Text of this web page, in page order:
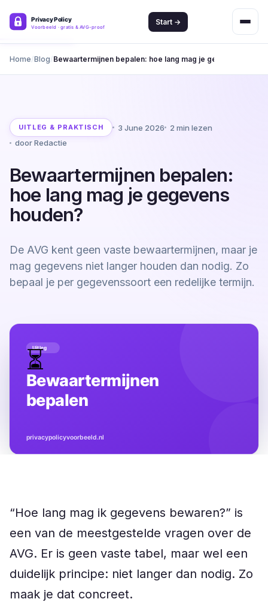
Start →
Home Blog Bewaartermijnen bepalen: hoe lang mag je gegevens
UITLEG & PRAKTISCH 3 June 2026
2 min lezen
door Redactie
Bewaartermijnen bepalen:
hoe lang mag je gegevens
houden?
De AVG kent geen vaste bewaartermijnen, maar je
mag gegevens niet langer houden dan nodig. Zo
bepaal je per gegevenssoort een redelijke termijn.
“Hoe lang mag ik gegevens bewaren?” is
een van de meestgestelde vragen over de
AVG. Er is geen vaste tabel, maar wel een
duidelijk principe: niet langer dan nodig. Zo
maak je dat concreet.